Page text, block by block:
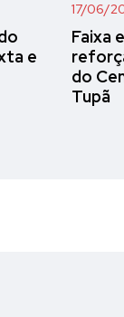
e
17/06/
Faixa
do
Tupã